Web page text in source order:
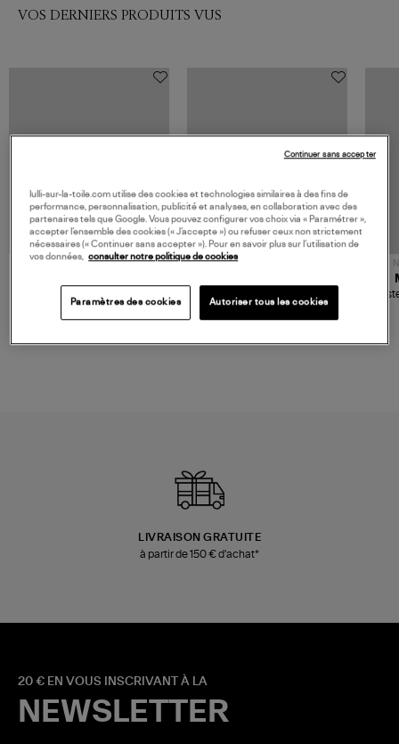
VOS DERNIERS PRODUITS VUS
Champagne
NOUVELLE COLLECTION
Mousse
LIVRAISON GRATUITE
à partir de 150 € d'achat*
20 € EN VOUS INSCRIVANT À LA
NEWSLETTER
lulli-sur-la-toile.com utilise des cookies et technologies similaires à des fins de
performance, personnalisation, publicité et analyses, en collaboration avec des
partenaires tels que Google. Vous pouvez configurer vos choix via « Paramétrer »,
accepter l’ensemble des cookies (« J’accepte ») ou refuser ceux non strictement
nécessaires (« Continuer sans accepter »). Pour en savoir plus sur l’utilisation de
vos données,
consulter notre politique de cookies
Paramètres des cookies Autoriser tous les cookies
Continuer sans accepter